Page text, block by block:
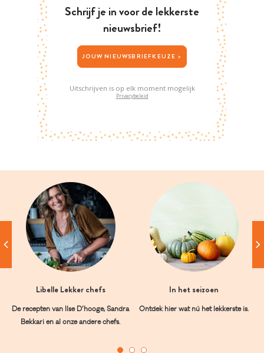
Schrijf je in voor de lekkerste
nieuwsbrief!
JOUW NIEUWSBRIEFKEUZE >
Uitschrijven is op elk moment mogelijk
Privacybeleid
Libelle Lekker chefs
De recepten van Ilse D’hooge, Sandra
Bekkari en al onze andere chefs.
In het seizoen
Ontdek hier wat nú het lekkerste is.